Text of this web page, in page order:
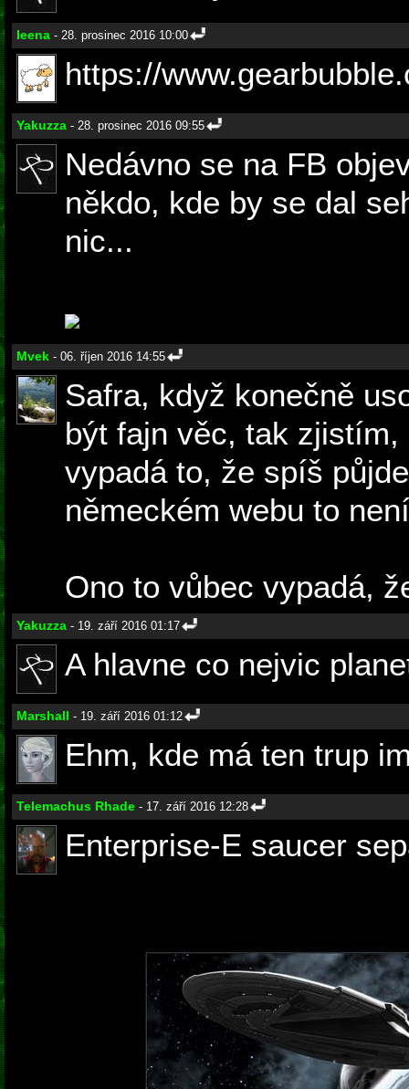
leena - 28. prosinec 2016 10:00
https://
Yakuzza - 28. prosinec 2016 09:55
Nedávno se na FB
někdo, kde by se dal
nic...
Mvek - 06. říjen 2016 14:55
Safra, když konečně
být fajn věc, tak
vypadá to, že spíš
německém webu to
Ono to vůbec vypadá,
Yakuzza - 19. září 2016 01:17
A hlavne co nejvic
Marshall - 19. září 2016 01:12
Ehm, kde má ten trup
Telemachus Rhade - 17. září 2016 12:28
Enterprise-E saucer